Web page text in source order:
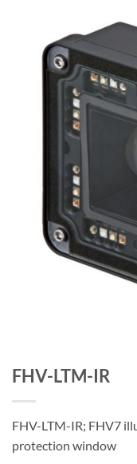
FHV-LTM-IR
FHV-LTM-IR; FHV7
protection window